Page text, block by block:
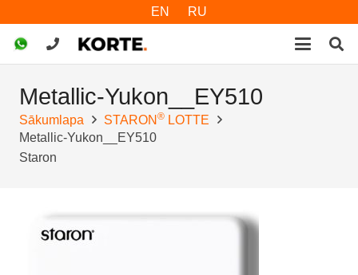
EN RU
Metallic-Yukon__EY510
Sākumlapa STARON® LOTTE
Metallic-Yukon__EY510
Staron